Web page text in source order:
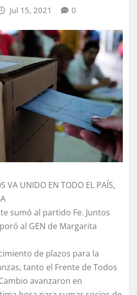
Jul 15, 2021 0
VA UNIDO EN TODO EL PAÍS,
sumó al partido Fe. Juntos
al GEN de Margarita
de plazos para la
tanto el Frente de Todos
avanzaron en